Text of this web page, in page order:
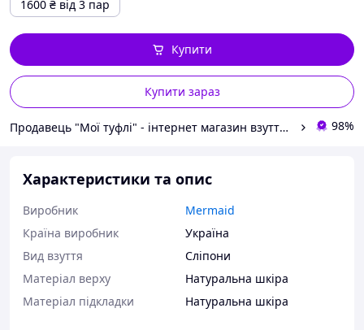
1600 ₴ від 3 пар
Купити зараз
Купити
Продавець "Мої туфлі" - інтернет магазин взуття на всі випадки життя. 98%
Характеристики та опис
Виробник
Mermaid
Країна виробник
Україна
Вид взуття
Сліпони
Матеріал верху
Натуральна шкіра
Матеріал підкладки
Натуральна шкіра